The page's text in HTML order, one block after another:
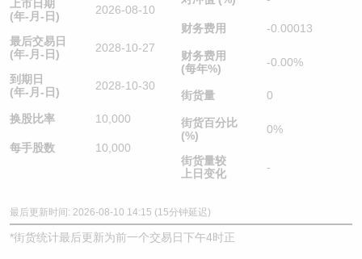
上市日期
(年-月-日)
2026-08-10
最后交易日
(年-月-日)
2028-10-27
到期日
(年-月-日)
2028-10-30
换股比率 10,000
每手股数 10,000
财务费用 -0.00013
财务费用
(每年%)
-0.00%
街货量 0
街货百分比
(%)
0%
街货量较
上日变化
-
最后更新时间: 2026-08-10 14:15 (15分钟延迟)
*街货统计最后更新为前一个交易日下午4时正